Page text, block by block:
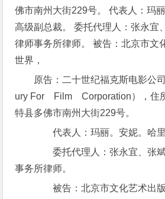
佛市南州大街229号。 代表人：玛
高级副总裁。 委托代理人：张永宜
律师事务所律师。 被告：北京市文
世界，
原告：二十世纪福克斯电影公
ury For Film Corporation），住
特县多佛市南州大街229号。
代表人：玛丽。安妮。哈里
委托代理人：张永宜、张斌
事务所律师。
被告：北京市文化艺术出版